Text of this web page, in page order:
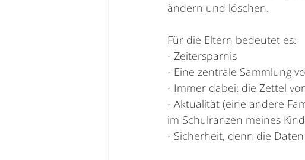
ändern und löschen.
Für die Eltern bedeutet es:
- Zeitersparnis
- Eine zentrale Sammlung
- Immer dabei: die Zettel
- Aktualität (eine andere
im Schulranzen meines
- Sicherheit, denn die